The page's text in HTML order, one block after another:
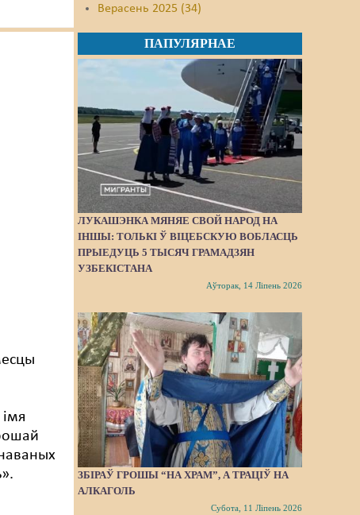
Верасень 2025 (34)
ПАПУЛЯРНАЕ
ЛУКАШЭНКА МЯНЯЕ СВОЙ НАРОД НА
ІНШЫ: ТОЛЬКІ Ў ВІЦЕБСКУЮ ВОБЛАСЦЬ
ПРЫЕДУЦЬ 5 ТЫСЯЧ ГРАМАДЗЯН
УЗБЕКІСТАНА
Аўторак, 14 Ліпень 2026
ЗБІРАЎ ГРОШЫ “НА ХРАМ”, А ТРАЦІЎ НА
АЛКАГОЛЬ
Субота, 11 Ліпень 2026